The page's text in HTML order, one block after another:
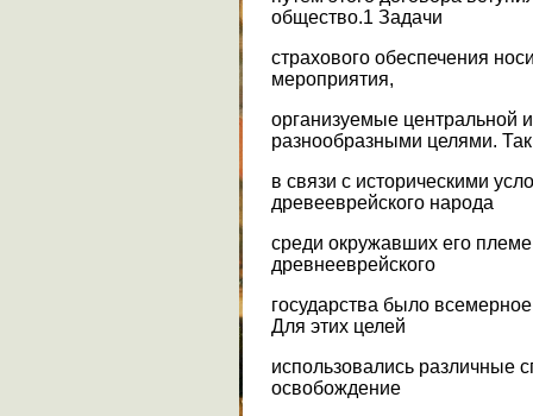
общество.1 Задачи
страхового обеспечения
мероприятия,
организуемые центральной
разнообразными целями.
в связи с историческими
древееврейского народа
среди окружавших его
древнееврейского
государства было
Для этих целей
использовались различные
освобождение